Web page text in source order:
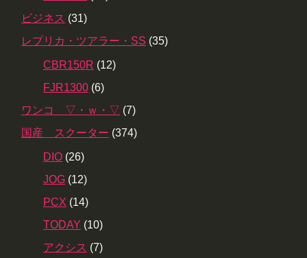
ビジネス (31)
レプリカ・ツアラー・SS (35)
CBR150R (12)
FJR1300 (6)
ワンコ ▽・ｗ・▽ (7)
国産 スクーター (374)
DIO (26)
JOG (12)
PCX (14)
TODAY (10)
アクシス (7)